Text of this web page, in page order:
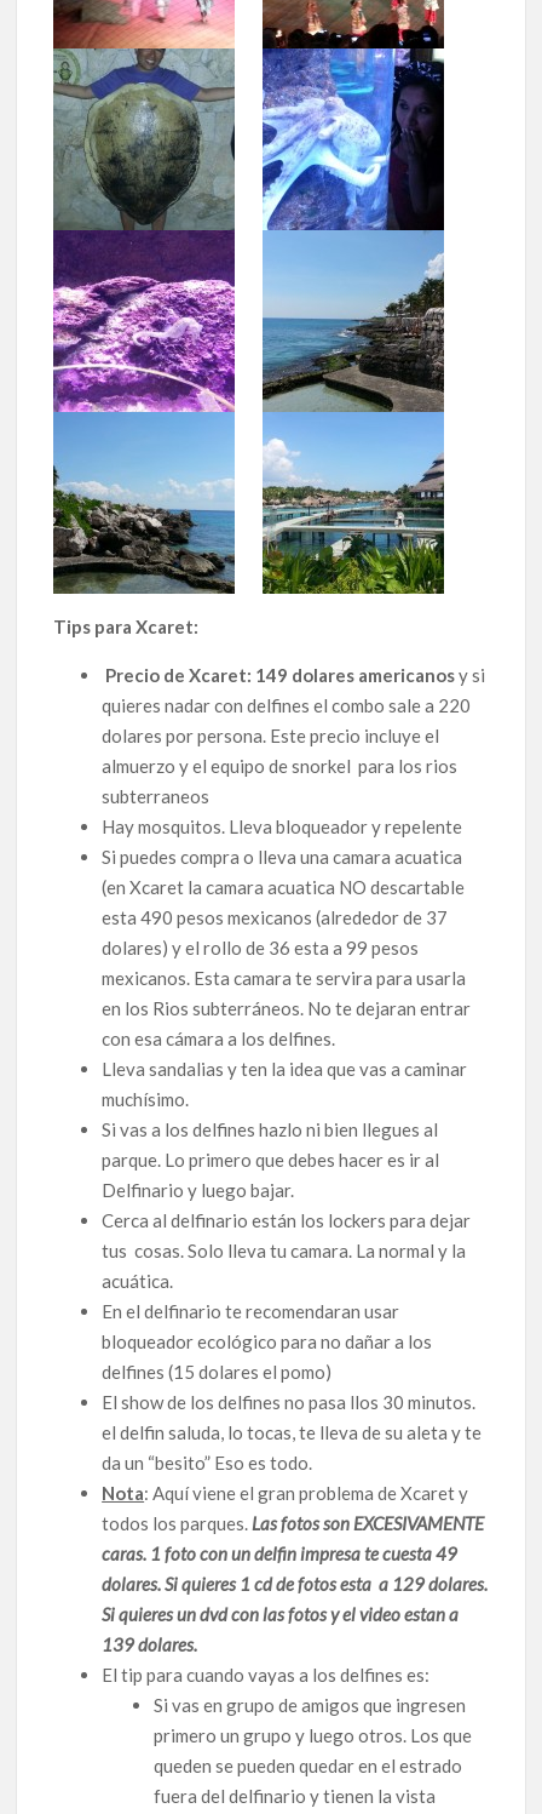
Tips para Xcaret:
Precio de Xcaret: 149 dolares americanosy si
quieres nadar con delfines el combo sale a 220
dolares por persona. Este precio incluye el
almuerzo y el equipo de snorkel para los rios
subterraneos
Hay mosquitos. Lleva bloqueador y repelente
Si puedes compra o lleva una camara acuatica
(en Xcaret la camara acuatica NO descartable
esta 490 pesos mexicanos (alrededor de 37
dolares) y el rollo de 36 esta a 99 pesos
mexicanos. Esta camara te servira para usarla
en los Rios subterráneos. No te dejaran entrar
con esa cámara a los delfines.
Lleva sandalias y ten la idea que vas a caminar
muchísimo.
Si vas a los delfines hazlo ni bien llegues al
parque. Lo primero que debes hacer es ir al
Delfinario y luego bajar.
Cerca al delfinario están los lockers para dejar
tus cosas. Solo lleva tu camara. La normal y la
acuática.
En el delfinario te recomendaran usar
bloqueador ecológico para no dañar a los
delfines (15 dolares el pomo)
El show de los delfines no pasa llos 30 minutos.
el delfin saluda, lo tocas, te lleva de su aleta y te
da un “besito” Eso es todo.
Nota: Aquí viene el gran problema de Xcaret y
todos los parques. Las fotos son EXCESIVAMENTE
caras. 1 foto con un delfin impresa te cuesta 49
dolares. Si quieres 1 cd de fotos esta a 129 dolares.
Si quieres un dvd con las fotos y el video estan a
139 dolares.
El tip para cuando vayas a los delfines es:
Si vas en grupo de amigos que ingresen
primero un grupo y luego otros. Los que
queden se pueden quedar en el estrado
fuera del delfinario y tienen la vista